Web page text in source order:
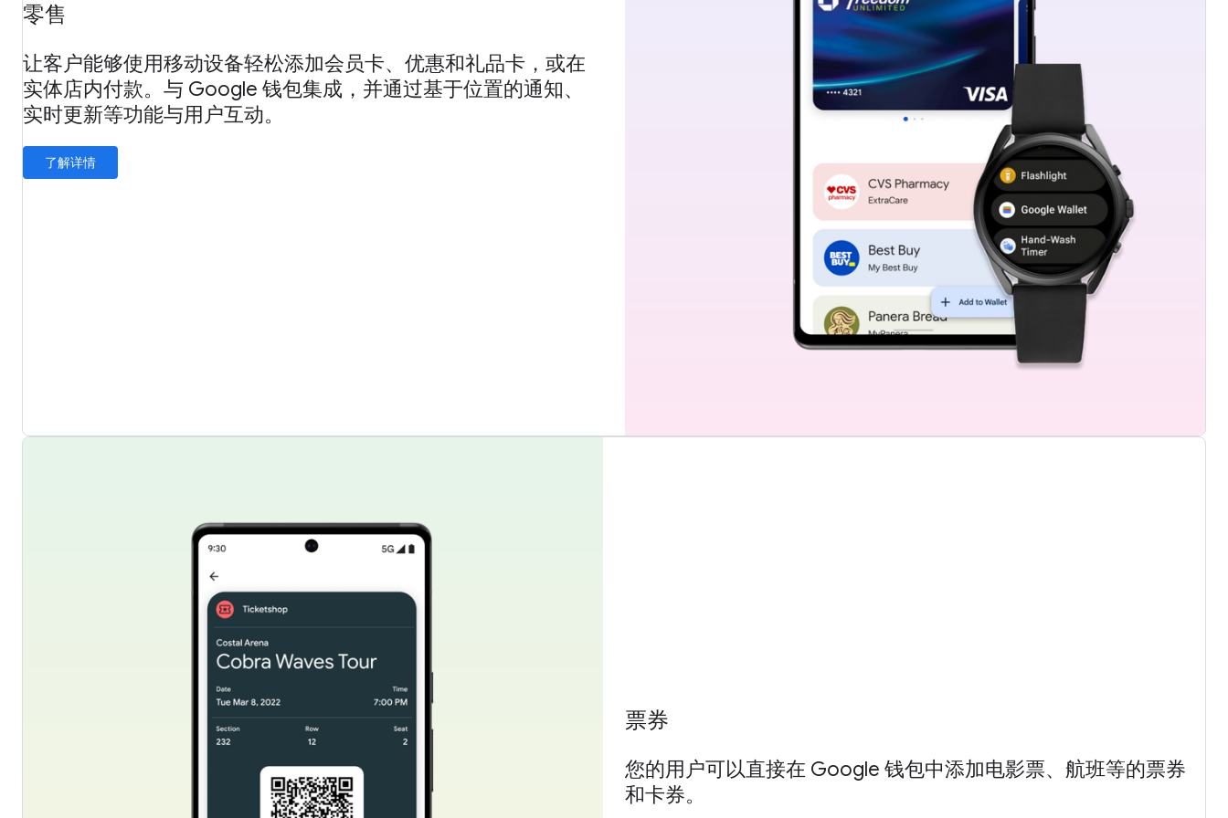
零售
让客户能够使用移动设备轻松添加会员卡、优惠和礼品卡，或在
实体店内付款。与 Google 钱包集成，并通过基于位置的通知、
实时更新等功能与用户互动。
了解详情
票券
您的用户可以直接在 Google 钱包中添加电影票、航班等的票券
和卡券。